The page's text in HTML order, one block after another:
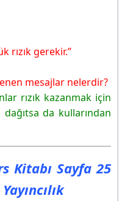
rızık gerekir.”
mesajlar nelerdir?
rızık kazanmak için
dağıtsa da kullarından
Kitabı Sayfa 25